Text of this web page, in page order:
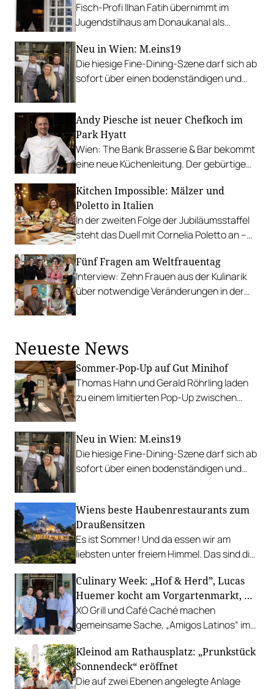
Fisch-Profi Ilhan Fatih übernimmt im
Jugendstilhaus am Donaukanal als
Oktopus und Branzino im Ganzen.
Neu in Wien: M.eins19
Die hiesige Fine-Dining-Szene darf sich ab
sofort über einen bodenständigen und
Andy Piesche ist neuer Chefkoch im
Park Hyatt
Wien: The Bank Brasserie & Bar bekommt
eine neue Küchenleitung. Der gebürtige
seiner typischen Form neu beleben.
Kitchen Impossible: Mälzer und
Poletto in Italien
In der zweiten Folge der Jubiläumsstaffel
steht das Duell mit Cornelia Poletto an –
hochkarätiger Begleitung.
Fünf Fragen am Weltfrauentag
Interview: Zehn Frauen aus der Kulinarik
über notwendige Veränderungen in der
Neueste News
Sommer-Pop-Up auf Gut Minihof
Thomas Hahn und Gerald Röhrling laden
zu einem limitierten Pop-Up zwischen
Neu in Wien: M.eins19
Die hiesige Fine-Dining-Szene darf sich ab
sofort über einen bodenständigen und
Wiens beste Haubenrestaurants zum
Draußensitzen
Es ist Sommer! Und da essen wir am
liebsten unter freiem Himmel. Das sind die
Gastgarten.
Culinary Week: „Hof & Herd”, Lucas
Huemer kocht am Vorgartenmarkt, …
XO Grill und Café Caché machen
gemeinsame Sache, „Amigos Latinos“ im
Richard Rauch kocht in der Riederalm
u.v.m.
Kleinod am Rathausplatz: „Prunkstück
Sonnendeck“ eröffnet
Die auf zwei Ebenen angelegte Anlage